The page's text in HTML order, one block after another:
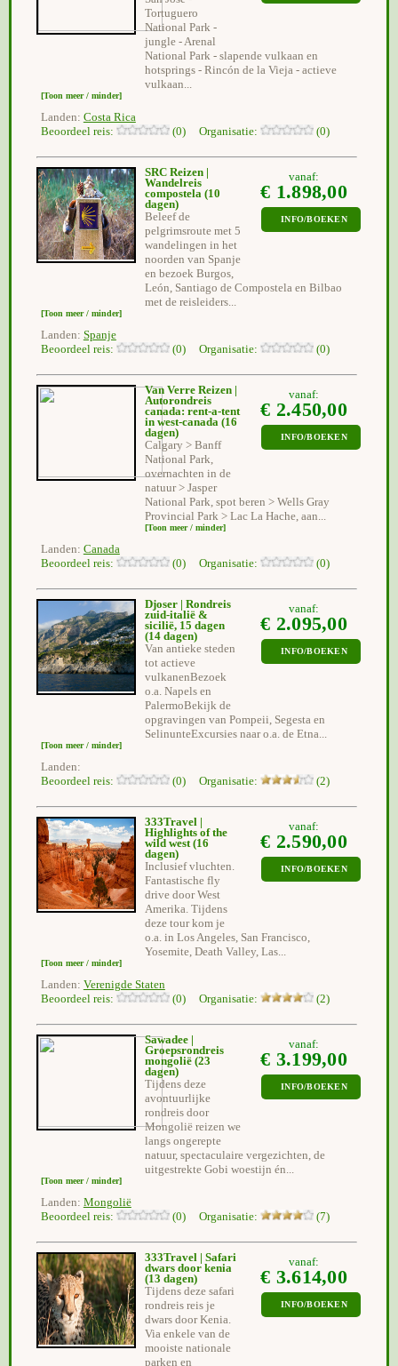
Tortuguero
National Park -
jungle - Arenal
National Park - slapende vulkaan en
hotsprings - Rincón de la Vieja - actieve
vulkaan...
[Toon meer / minder]
Landen: Costa Rica
Beoordeel reis:
(0) Organisatie: (0)
vanaf:
€ 1.898,00
INFO/BOEKEN
SRC Reizen |
Wandelreis
compostela (10
dagen)
Beleef de
pelgrimsroute met 5
wandelingen in het
noorden van Spanje
en bezoek Burgos,
León, Santiago de Compostela en Bilbao
met de reisleiders...
[Toon meer / minder]
Landen: Spanje
Beoordeel reis:
(0) Organisatie: (0)
vanaf:
€ 2.450,00
INFO/BOEKEN
Van Verre Reizen |
Autorondreis
canada: rent-a-tent
in west-canada (16
dagen)
Calgary > Banff
National Park,
overnachten in de
natuur > Jasper
National Park, spot beren > Wells Gray
Provincial Park > Lac La Hache, aan...
[Toon meer / minder]
Landen: Canada
Beoordeel reis:
(0) Organisatie: (0)
vanaf:
€ 2.095,00
INFO/BOEKEN
Djoser | Rondreis
zuid-italië &
sicilië, 15 dagen
(14 dagen)
Van antieke steden
tot actieve
vulkanenBezoek
o.a. Napels en
PalermoBekijk de
opgravingen van Pompeii, Segesta en
SelinunteExcursies naar o.a. de Etna...
[Toon meer / minder]
Landen:
Beoordeel reis:
(0) Organisatie: (2)
vanaf:
€ 2.590,00
INFO/BOEKEN
333Travel |
Highlights of the
wild west(16
dagen)
Inclusief vluchten.
Fantastische fly
drive door West
Amerika. Tijdens
deze tour kom je
o.a. in Los Angeles, San Francisco,
Yosemite, Death Valley, Las...
[Toon meer / minder]
Landen: Verenigde Staten
Beoordeel reis:
(0) Organisatie: (2)
vanaf:
€ 3.199,00
INFO/BOEKEN
Sawadee |
Groepsrondreis
mongolië (23
dagen)
Tijdens deze
avontuurlijke
rondreis door
Mongolië reizen we
langs ongerepte
natuur, spectaculaire vergezichten, de
uitgestrekte Gobi woestijn én...
[Toon meer / minder]
Landen: Mongolië
Beoordeel reis:
(0) Organisatie: (7)
vanaf:
€ 3.614,00
INFO/BOEKEN
333Travel | Safari
dwars door kenia
(13 dagen)
Tijdens deze safari
rondreis reis je
dwars door Kenia.
Via enkele van de
mooiste nationale
parken en